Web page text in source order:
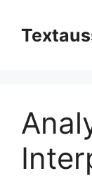
Inhalt
springen